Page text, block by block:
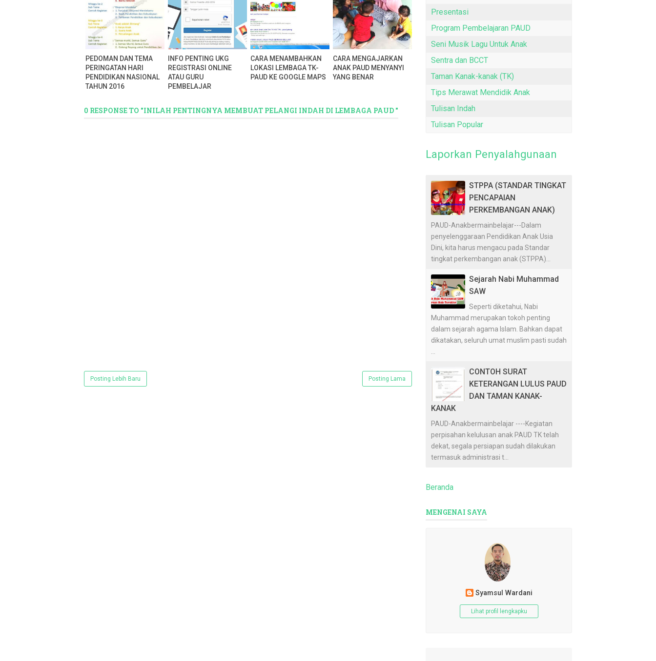
PEDOMAN DAN TEMA
PERINGATAN HARI
PENDIDIKAN NASIONAL
TAHUN 2016
INFO PENTING UKG
REGISTRASI ONLINE
ATAU GURU
PEMBELAJAR
CARA MENAMBAHKAN
LOKASI LEMBAGA TK-
PAUD KE GOOGLE MAPS
CARA MENGAJARKAN
ANAK PAUD MENYANYI
YANG BENAR
0 RESPONSE TO "INILAH PENTINGNYA MEMBUAT PELANGI INDAH DI LEMBAGA PAUD "
Posting Lebih Baru Posting Lama
Presentasi
Program Pembelajaran PAUD
Seni Musik Lagu Untuk Anak
Sentra dan BCCT
Taman Kanak-kanak (TK)
Tips Merawat Mendidik Anak
Tulisan Indah
Tulisan Popular
Laporkan Penyalahgunaan
STPPA (STANDAR TINGKAT
PENCAPAIAN
PERKEMBANGAN ANAK)
PAUD-Anakbermainbelajar---Dalam
penyelenggaraan Pendidikan Anak Usia
Dini, kita harus mengacu pada Standar
tingkat perkembangan anak (STPPA)...
Sejarah Nabi Muhammad
SAW
Seperti diketahui, Nabi
Muhammad merupakan tokoh penting
dalam sejarah agama Islam. Bahkan dapat
dikatakan, seluruh umat muslim pasti sudah
CONTOH SURAT
KETERANGAN LULUS PAUD
DAN TAMAN KANAK-
KANAK
PAUD-Anakbermainbelajar ----Kegiatan
perpisahan kelulusan anak PAUD TK telah
dekat, segala persiapan sudah dilakukan
termasuk administrasi t...
Beranda
MENGENAI SAYA
Syamsul Wardani
Lihat profil lengkapku